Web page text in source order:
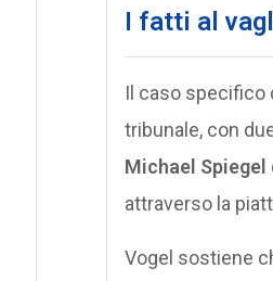
I fatti al
Il caso specifico
tribunale, con
Michael Spiegel
attraverso la
Vogel sostiene